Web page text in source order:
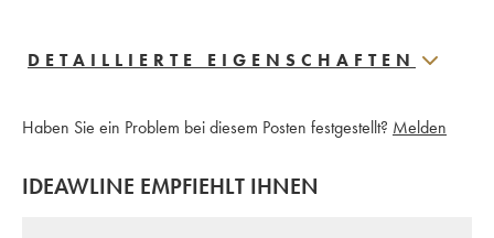
DETAILLIERTE EIGENSCHAFTEN
Haben Sie ein Problem bei diesem Posten festgestellt? Melden
IDEAWLINE EMPFIEHLT IHNEN